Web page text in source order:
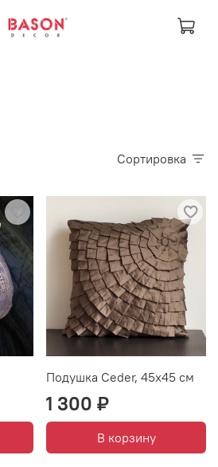
Сортировка
Подушка Ceder, 45х45 см
1 300 ₽
В корзину